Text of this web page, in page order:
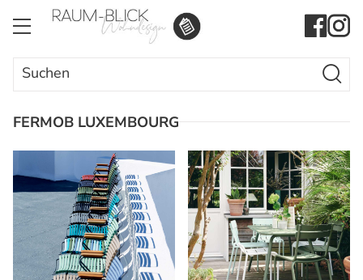
Search
for:
Search
FERMOB LUXEMBOURG